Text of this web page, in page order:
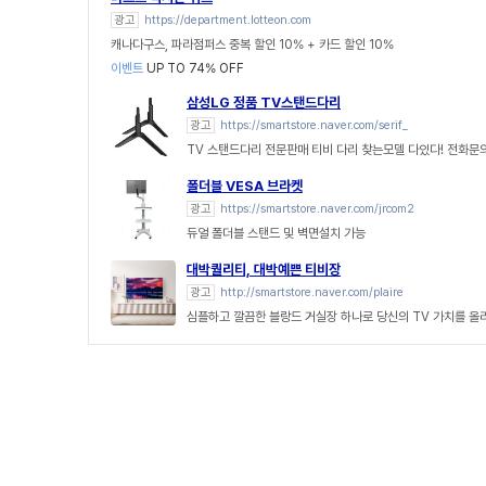
광고 https://department.lotteon.com
캐나다구스, 파라점퍼스 중복 할인 10% + 카드 할인 10%
이벤트 UP TO 74% OFF
삼성LG 정품 TV스탠드다리
광고 https://smartstore.naver.com/serif_
TV 스탠드다리 전문판매 티비 다리 찾는모델 다있다! 전화문
폴더블 VESA 브라켓
광고 https://smartstore.naver.com/jrcom2
듀얼 폴더블 스탠드 및 벽면설치 가능
대박퀄리티, 대박예쁜 티비장
광고 http://smartstore.naver.com/plaire
심플하고 깔끔한 블랑드 거실장 하나로 당신의 TV 가치를 올